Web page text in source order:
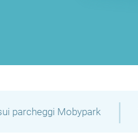
parcheggi Mobypark |